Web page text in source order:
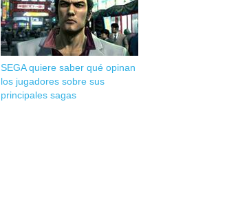
SEGA quiere saber qué opinan
los jugadores sobre sus
principales sagas